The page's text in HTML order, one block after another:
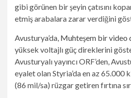
gibi görünen bir şeyin çatısını
etmiş arabalara zarar verdiğini
Avusturya’da, Muhteşem bir video
yüksek voltajlı güç direklerini
Avusturyalı yayıncı ORF’den,
eyalet olan Styria’da en az 65.000
(86 mil/sa) rüzgar getiren fırtına